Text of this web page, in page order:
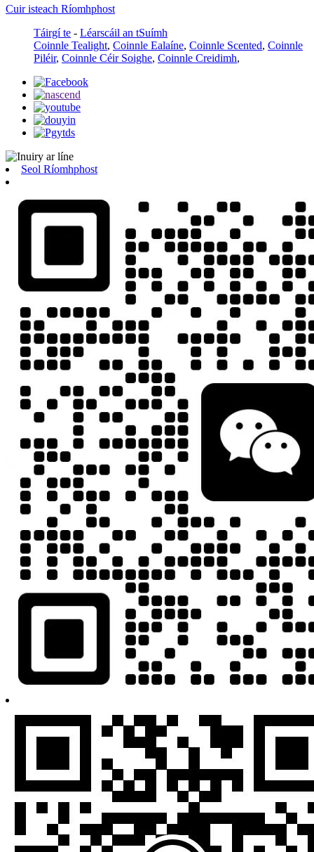
Cuir isteach Ríomhphost
Táirgí te - Léarscáil an tSuímh
Coinnle Tealight, Coinnle Ealaíne, Coinnle Scented, Coinnle
Piléir, Coinnle Céir Soighe, Coinnle Creidimh,
Seol Ríomhphost